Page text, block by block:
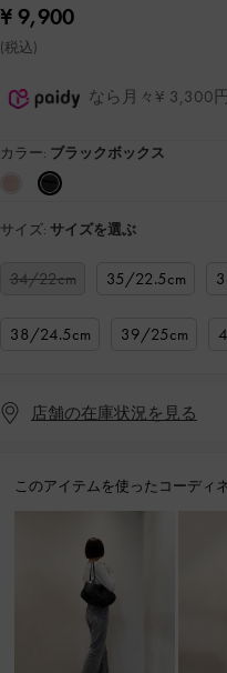
¥ 9,900
(税込)
なら月々¥ 3,300
カラー: ブラックボックス
サイズ: サイズを選ぶ
34/22cm 35/22.5cm
38/24.5cm 39/25cm
店舗の在庫状況を見る
このアイテムを使ったコーディ